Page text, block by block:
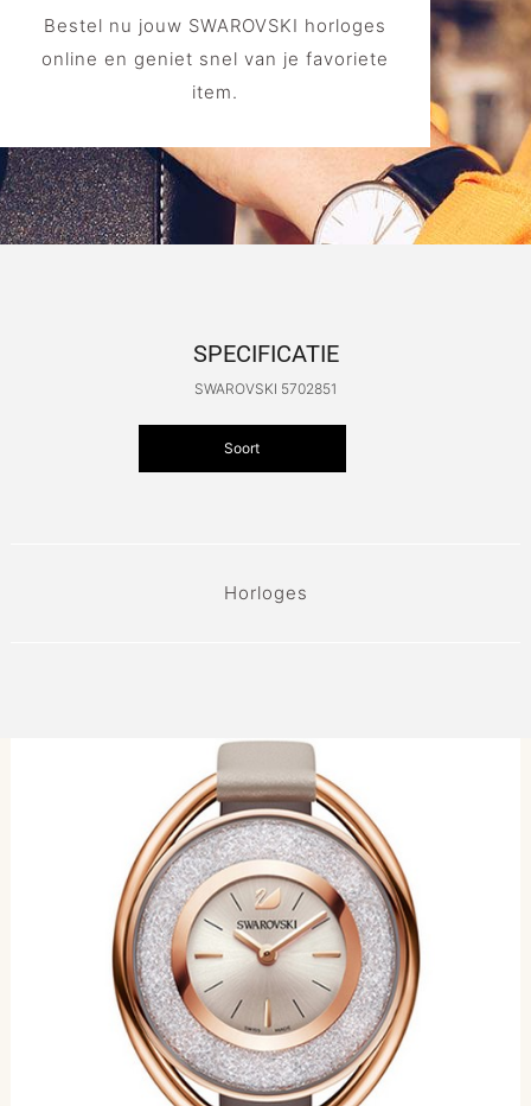
Bestel nu jouw SWAROVSKI horloges
online en geniet snel van je favoriete
item.
SPECIFICATIE
SWAROVSKI 5702851
Soort
Horloges